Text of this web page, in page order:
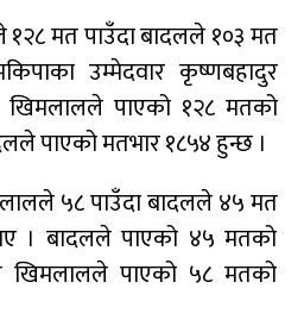
हो ।
जबरजस्ती करणी प्रयासको
पक्राउ
जुम्लाका कोषाध्यक्ष पाण्डेको निधन
जगदुल्लाबाट जुम्ला आउँदै गरेकाे जिप
एकको मृत्यु
जगदुल्लाबाट जुम्ला आउँदै गरेकाे जिप
मृत्यु
१२८ मत पाउँदा बादलले १०३ मत
उम्मेदवार कृष्णबहादुर
पाएको १२८ मतको
पाएको मतभार १८५४ हुन्छ ।
५८ पाउँदा बादलले ४५ मत
। बादलले पाएको ४५ मतको
खिमलालले पाएको ५८ मतको